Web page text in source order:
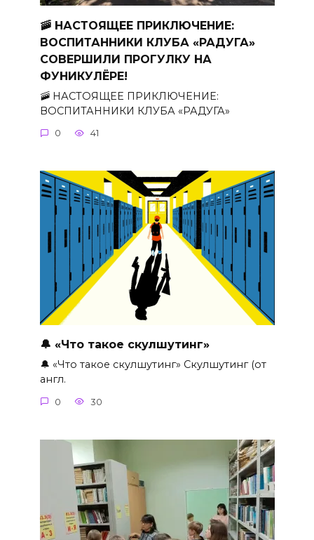
🚠 НАСТОЯЩЕЕ ПРИКЛЮЧЕНИЕ:
ВОСПИТАННИКИ КЛУБА «РАДУГА»
СОВЕРШИЛИ ПРОГУЛКУ НА
ФУНИКУЛЁРЕ!
🚠 НАСТОЯЩЕЕ ПРИКЛЮЧЕНИЕ:
ВОСПИТАННИКИ КЛУБА «РАДУГА»
0 41
🔔 «Что такое скулшутинг»
🔔 «Что такое скулшутинг» Скулшутинг (от
англ.
0 30